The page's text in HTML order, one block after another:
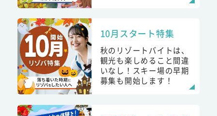
10月スタート特集
秋のリゾートバイトは、
観光も楽しめること間違
いなし！スキー場の早期
募集も開始します！